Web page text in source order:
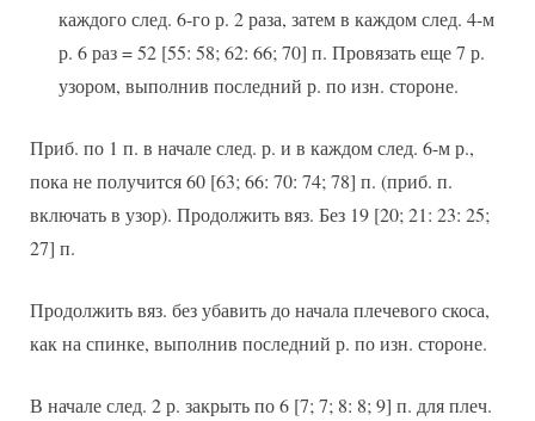
каждого след. 6-го р. 2 раза, затем в каждом след. 4-м
р. 6 раз = 52 [55: 58; 62: 66; 70] п. Провязать еще 7 р.
узором, выполнив последний р. по изн. стороне.
Приб. по 1 п. в начале след. р. и в каждом след. 6-м р.,
пока не получится 60 [63; 66: 70: 74; 78] п. (приб. п.
включать в узор). Продолжить вяз. Без 19 [20; 21: 23: 25;
27] п.
Продолжить вяз. без убавить до начала плечевого скоса,
как на спинке, выполнив последний р. по изн. стороне.
В начале след. 2 р. закрыть по 6 [7; 7; 8: 8; 9] п. для плеч.